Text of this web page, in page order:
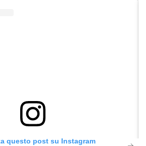
questo post su Instagram